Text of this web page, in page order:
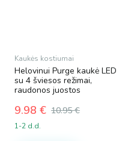
Kaukės kostiumai
Helovinui Purge kaukė LED
su 4 šviesos režimai,
raudonos juostos
10.95€
Original
price
9.98 €
Current
price
1-2 d.d.